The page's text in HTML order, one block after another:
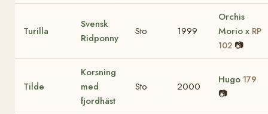
Turilla
Svensk
Ridponny
Sto 1999
Orchis
Morio x RP
102 📷
Tilde
Korsning
med
fjordhäst
Sto 2000
Hugo 179
📷